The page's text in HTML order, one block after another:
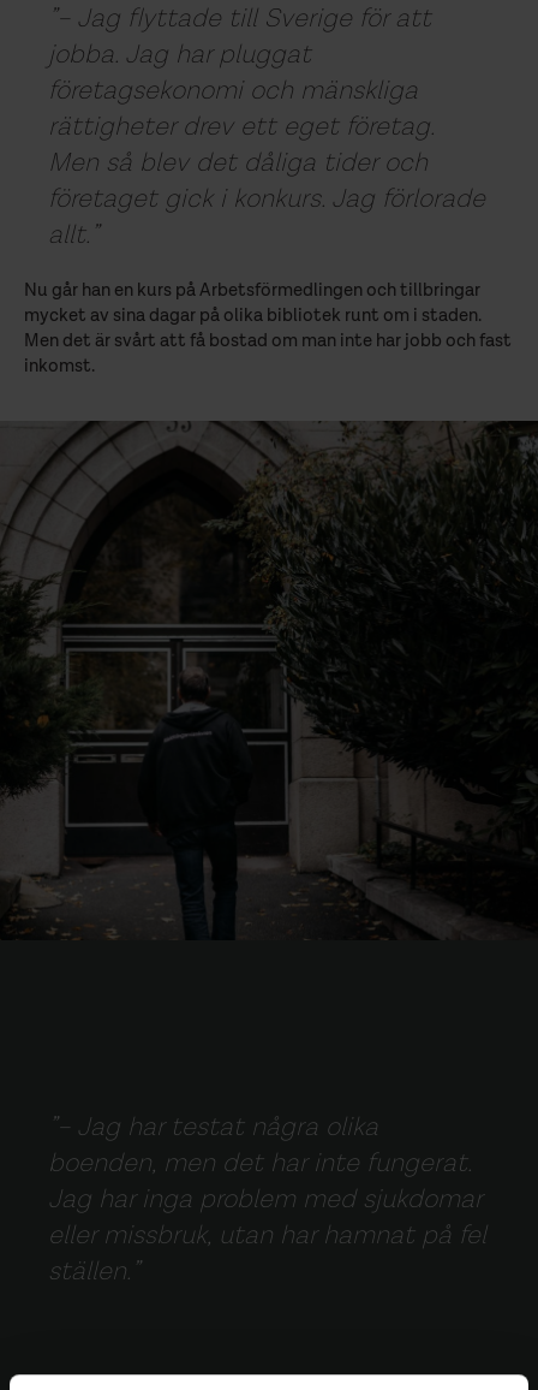
– Jag flyttade till Sverige för att
jobba. Jag har pluggat
företagsekonomi och mänskliga
rättigheter drev ett eget företag.
Men så blev det dåliga tider och
företaget gick i konkurs. Jag förlorade
allt.
Nu går han en kurs på Arbetsförmedlingen och tillbringar
mycket av sina dagar på olika bibliotek runt om i staden.
Men det är svårt att få bostad om man inte har jobb och fast
inkomst.
– Jag har testat några olika
boenden, men det har inte fungerat.
Jag har inga problem med sjukdomar
eller missbruk, utan har hamnat på fel
ställen.